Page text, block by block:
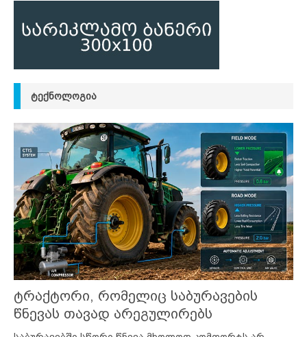
ᲢᲔᲥᲜᲝᲚᲝᲒᲘᲐ
ტრაქტორი, რომელიც საბურავების
წნევას თავად არეგულირებს